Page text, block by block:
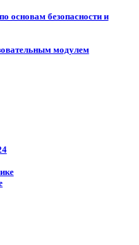
основам безопасности и
модулем